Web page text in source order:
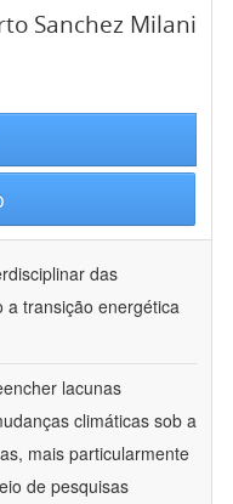
Sanchez Milani
das
a transição energética
lacunas
climáticas sob a
mais particularmente
de pesquisas